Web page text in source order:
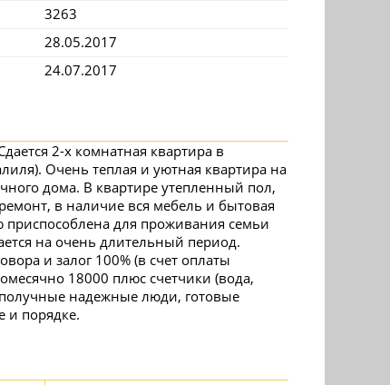
3263
28.05.2017
24.07.2017
2-х комнатная квартира в
Очень теплая и уютная квартира на
дома. В квартире утепленный пол,
в наличие вся мебель и бытовая
приспособлена для проживания семьи
на очень длительный период.
и залог 100% (в счет оплаты
18000 плюс счетчики (вода,
надежные люди, готовые
и порядке.